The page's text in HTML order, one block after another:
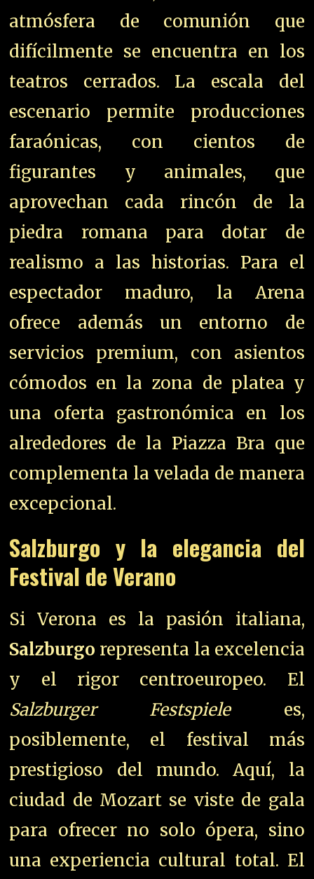
atmósfera de comunión que
difícilmente se encuentra en los
teatros cerrados. La escala del
escenario permite producciones
faraónicas, con cientos de
figurantes y animales, que
aprovechan cada rincón de la
piedra romana para dotar de
realismo a las historias. Para el
espectador maduro, la Arena
ofrece además un entorno de
servicios premium, con asientos
cómodos en la zona de platea y
una oferta gastronómica en los
alrededores de la Piazza Bra que
complementa la velada de manera
excepcional.
Salzburgo y la elegancia del
Festival de Verano
Si Verona es la pasión italiana,
Salzburgo representa la excelencia
y el rigor centroeuropeo. El
Salzburger Festspielees,
posiblemente, el festival más
prestigioso del mundo. Aquí, la
ciudad de Mozart se viste de gala
para ofrecer no solo ópera, sino
una experiencia cultural total. El